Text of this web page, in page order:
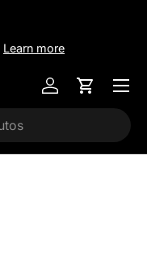
Learn more
EntrarCarrinho
Menu